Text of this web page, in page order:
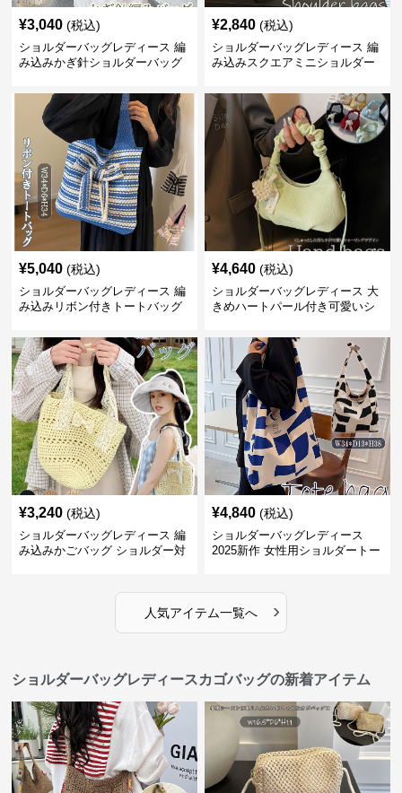
¥3,040 (税込)
ショルダーバッグレディース 編
み込みかぎ針ショルダーバッグ
¥2,840 (税込)
ショルダーバッグレディース 編
み込みスクエアミニショルダー
¥5,040 (税込)
ショルダーバッグレディース 編
み込みリボン付きトートバッグ
¥4,640 (税込)
ショルダーバッグレディース 大
きめハートパール付き可愛いシ
¥3,240 (税込)
ショルダーバッグレディース 編
み込みかごバッグ ショルダー対
¥4,840 (税込)
ショルダーバッグレディース
2025新作 女性用ショルダートー
人気アイテム一覧へ ›
ショルダーバッグレディースカゴバッグの新着アイテム